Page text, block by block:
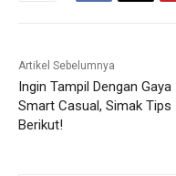
Artikel Sebelumnya
Ingin Tampil Dengan Gaya
Smart Casual, Simak Tips
Berikut!